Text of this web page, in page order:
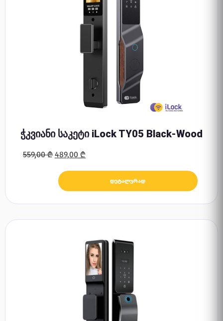
ჭკვიანი საკეტი iLock TY05 Black-Wood
559,00₾ 489,00 ₾
დეტალურად